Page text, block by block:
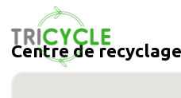
Centre de